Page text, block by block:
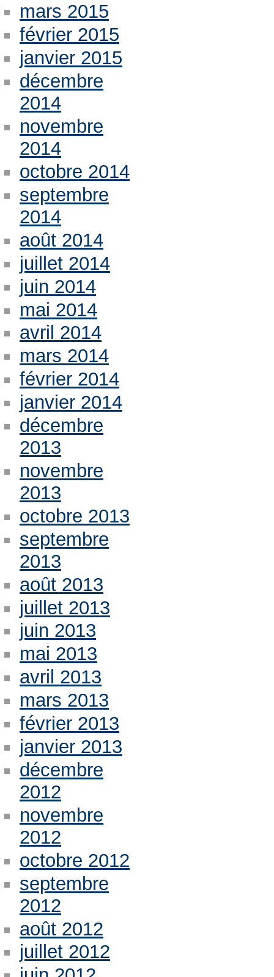
mars 2015
février 2015
janvier 2015
décembre
2014
novembre
2014
octobre 2014
septembre
2014
août 2014
juillet 2014
juin 2014
mai 2014
avril 2014
mars 2014
février 2014
janvier 2014
décembre
2013
novembre
2013
octobre 2013
septembre
2013
août 2013
juillet 2013
juin 2013
mai 2013
avril 2013
mars 2013
février 2013
janvier 2013
décembre
2012
novembre
2012
octobre 2012
septembre
2012
août 2012
juillet 2012